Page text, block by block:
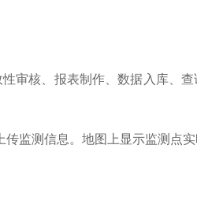
审核、报表制作、数据入库、
监测信息。地图上显示监测点实